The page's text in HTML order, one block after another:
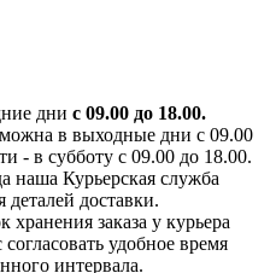
дни с 09.00 до 18.00.
в выходные дни с 09.00
- в субботу с 09.00 до 18.00.
наша Курьерская служба
доставки.
заказа у курьера
удобное время
интервала.